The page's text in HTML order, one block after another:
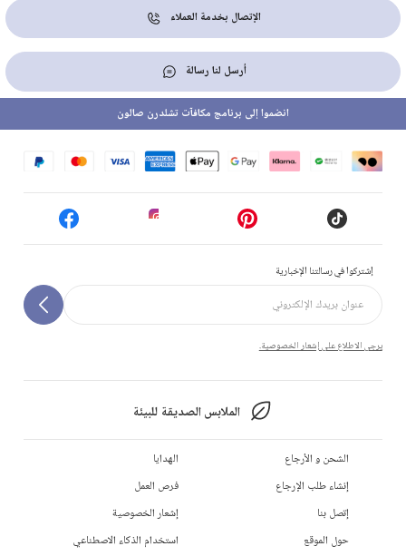
الإتصال بخدمة العملاء
أرسل لنا رسالة
إشتركوا في رسالتنا الإخبارية
يرجى الاطلاع على إشعار الخصوصية.
الملابس الصديقة للبيئة
انضموا إلى برنامج مكافآت تشلدرن صالون
الشحن و الأرجاع
إنشاء طلب الإرجاع
إتصل بنا
حول الموقع
الهدايا
فرص العمل
إشعار الخصوصية
استخدام الذكاء الاصطناعي